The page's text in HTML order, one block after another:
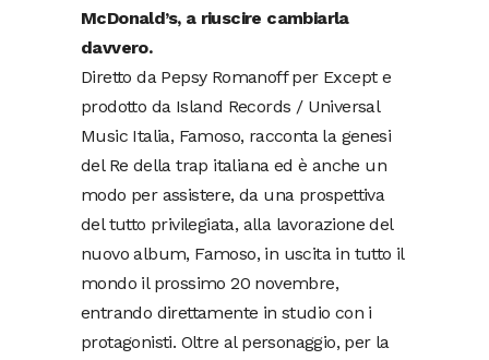
McDonald’s, a riuscire cambiarla
davvero.
Diretto da Pepsy Romanoff per Except e
prodotto da Island Records / Universal
Music Italia, Famoso, racconta la genesi
del Re della trap italiana ed è anche un
modo per assistere, da una prospettiva
del tutto privilegiata, alla lavorazione del
nuovo album, Famoso, in uscita in tutto il
mondo il prossimo 20 novembre,
entrando direttamente in studio con i
protagonisti. Oltre al personaggio, per la